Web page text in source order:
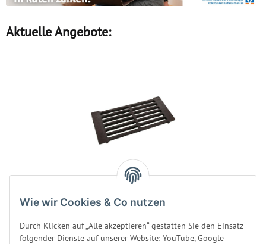
Wie wir Cookies & Co nutzen
Durch Klicken auf „Alle akzeptieren“ gestatten Sie den Einsatz
folgender Dienste auf unserer Website: YouTube, Google
Aktuelle Angebote:
Holzöfen ZKIP-10 /
Produktsicherheit